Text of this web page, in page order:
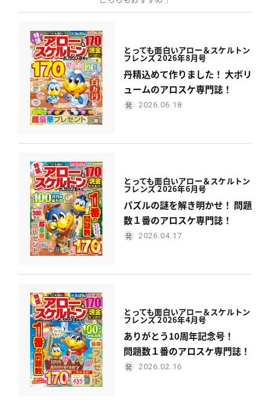
とっても面白いアロー＆スケルトン
フレンズ 2026年8月号
丹精込めて作りました！ 大ボリ
ュームのアロスケ専門誌！
2026.06.18
とっても面白いアロー＆スケルトン
フレンズ 2026年6月号
パズルの謎を解き明かせ！ 問題
数１番のアロスケ専門誌！
2026.04.17
とっても面白いアロー＆スケルトン
フレンズ 2026年4月号
ありがとう10周年記念号！
問題数１番のアロスケ専門誌！
2026.02.16